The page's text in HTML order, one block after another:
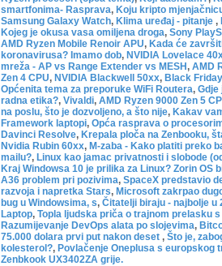
smartfonima- Rasprava, Koju kripto
Samsung Galaxy Watch, Klima uređaj - pitanje ,
Kojeg je okusa vasa omiljena droga, Sony
AMD Ryzen Mobile Renoir APU, Kada će
koronavirusa? Imamo dob, NVIDIA Lovelace
mreža - AP vs Range Extender vs MESH , AMD
Zen 4 CPU, NVIDIA Blackwell 50xx, Black
Općenita tema za preporuke WiFi Routera, Gdje
radna etika?, Vivaldi, AMD Ryzen 9000 Zen 5
na poslu, što je dozvoljeno, a što nije, Kakav
Framework laptopi, Opća rasprava o
Davinci Resolve, Krepala ploča na Zenbooku,
Nvidia Rubin 60xx, M-zaba - Kako platiti preko
mailu?, Linux kao jamac privatnosti i slobode
Kraj Windowsa 10 je prilika za Linux? Zorin OS
A36 problem pri pozivima, SpaceX predstavio
razvoja i napretka Stars, Microsoft zakrpao
bug u Windowsima, s, Čitatelji biraju - najbolje u
Laptop, Topla ljudska priča o trajnom prelasku
Razumijevanje DevOps alata po slojevima,
75.000 dolara prvi put nakon deset , Što je,
kolesterol?, Povlačenje Oneplusa s europskog
Zenbkook UX3402ZA grije.